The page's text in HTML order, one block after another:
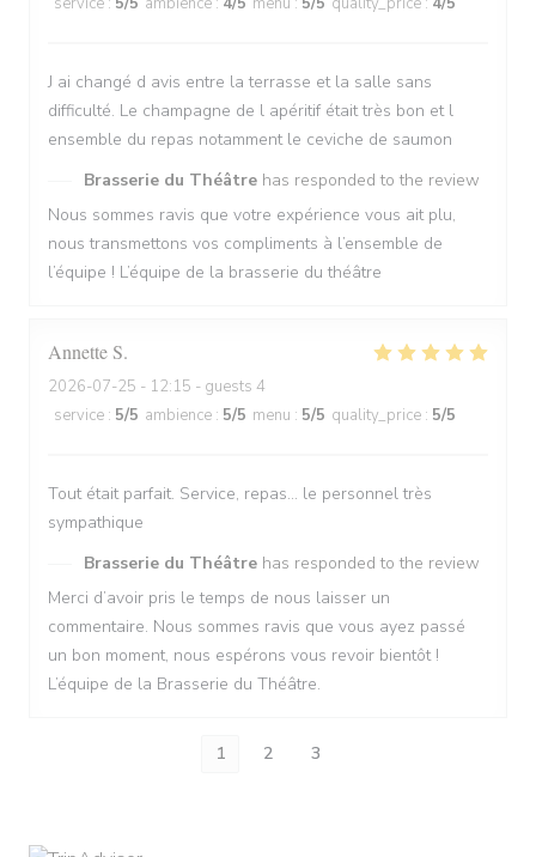
J ai changé d avis entre la terrasse et la salle sans
difficulté. Le champagne de l apéritif était très bon et l
ensemble du repas notamment le ceviche de saumon
Brasserie du Théâtre has responded to the review
Nous sommes ravis que votre expérience vous ait plu,
nous transmettons vos compliments à l’ensemble de
l’équipe ! L’équipe de la brasserie du théâtre
Annette S
2026-07-25 - 12:15 - guests 4
service : 5/5 ambience : 5/5 menu : 5/5 quality_price : 5/5
Tout était parfait. Service, repas… le personnel très
sympathique
Brasserie du Théâtre has responded to the review
Merci d’avoir pris le temps de nous laisser un
commentaire. Nous sommes ravis que vous ayez passé
un bon moment, nous espérons vous revoir bientôt !
L’équipe de la Brasserie du Théâtre.
1 2 3